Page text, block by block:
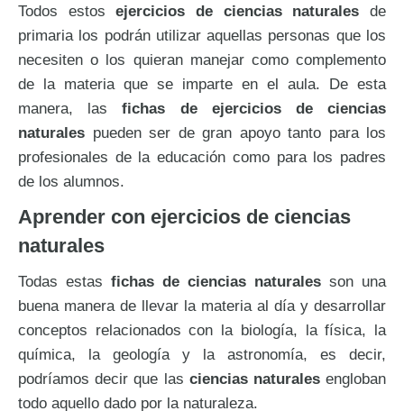
Todos estosejercicios de ciencias naturales de
primaria los podrán utilizar aquellas personas que los
necesiten o los quieran manejar como complemento
de la materia que se imparte en el aula. De esta
manera, lasfichas de ejercicios de ciencias
naturales pueden ser de gran apoyo tanto para los
profesionales de la educación como para los padres
de los alumnos.
Aprender con ejercicios de ciencias
naturales
Todas estas fichas de ciencias naturales son una
buena manera de llevar la materia al día y desarrollar
conceptos relacionados con la biología, la física, la
química, la geología y la astronomía, es decir,
podríamos decir que las ciencias naturalesengloban
todo aquello dado por la naturaleza.